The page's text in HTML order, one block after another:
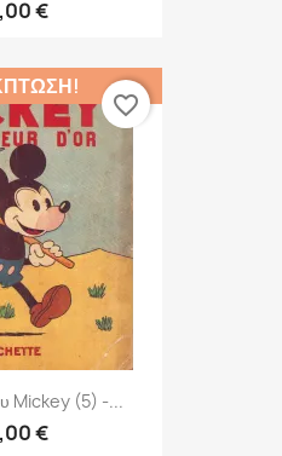
€
Mickey (5) -...
€
favorite_border